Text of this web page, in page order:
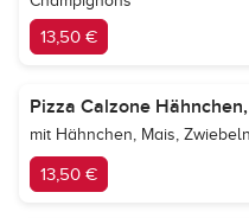
13,50 €
Pizza Calzone
mit Hähnchen, Mais,
13,50 €